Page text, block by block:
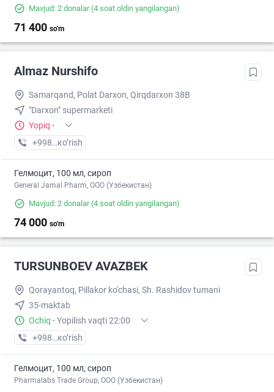
Mavjud: 2 donalar(4 soat oldin yangilangan)
71 400 so'm
Almaz Nurshifo
Samarqand, Polat Darxon, Qirqdarxon 38B
"Darxon" supermarketi
Yopiq ·
+998 (55) XXX-XX-XX
кo’rish
Гелмоцит, 100 мл, сироп
General Jamal Pharm, OOO (Узбекистан)
Mavjud: 2 donalar(4 soat oldin yangilangan)
74 000 so'm
TURSUNBOEV AVAZBEK
Qorayantoq, Pillakor ko'chasi, Sh. Rashidov tumani
35-maktab
Ochiq · Yopilish vaqti 22:00
+998 (99) XXX-XX-XX
кo’rish
Гелмоцит, 100 мл, сироп
Pharmalabs Trade Group, OOO (Узбекистан)